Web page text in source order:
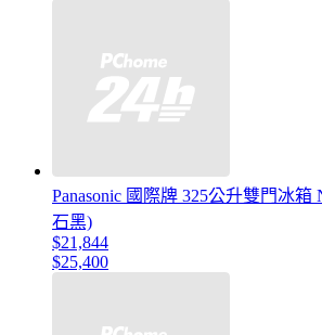
Panasonic 國際牌 325公升雙門冰
石黑)
$21,844
$25,400